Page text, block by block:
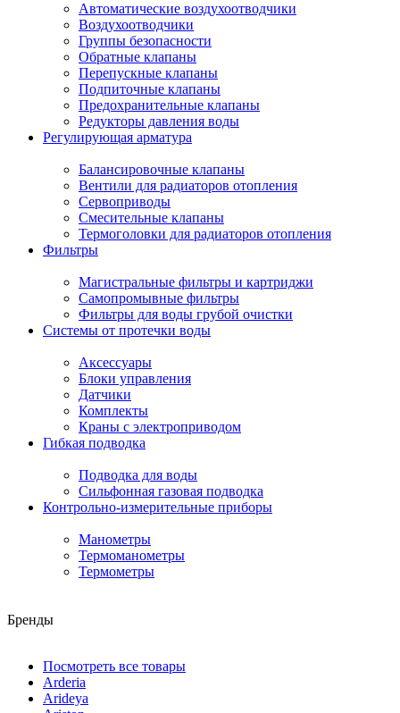
Автоматические воздухоотводчики
Воздухоотводчики
Группы безопасности
Обратные клапаны
Перепускные клапаны
Подпиточные клапаны
Предохранительные клапаны
Редукторы давления воды
Регулирующая арматура
Балансировочные клапаны
Вентили для радиаторов отопления
Сервоприводы
Смесительные клапаны
Термоголовки для радиаторов отопления
Фильтры
Магистральные фильтры и картриджи
Самопромывные фильтры
Фильтры для воды грубой очистки
Системы от протечки воды
Аксессуары
Блоки управления
Датчики
Комплекты
Краны с электроприводом
Гибкая подводка
Подводка для воды
Сильфонная газовая подводка
Контрольно-измерительные приборы
Манометры
Термоманометры
Термометры
Бренды
Посмотреть все товары
Arderia
Arideya